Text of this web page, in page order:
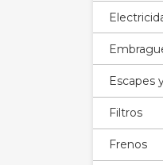
Escapes
Filtros
Frenos